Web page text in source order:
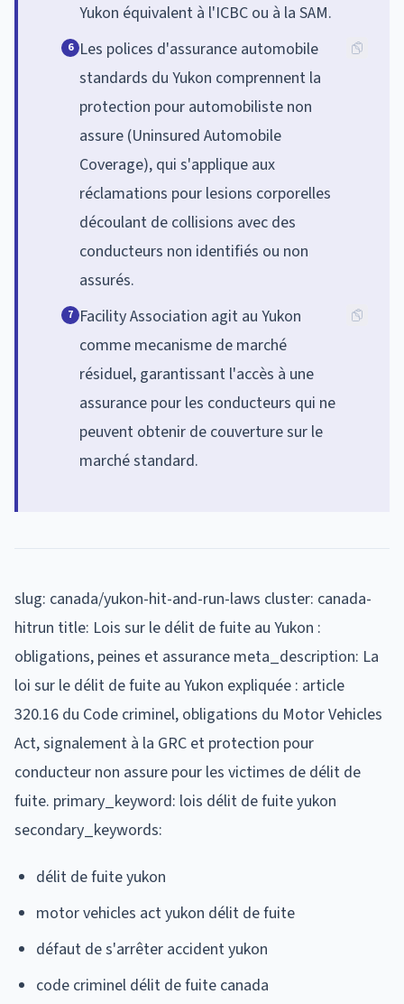
Yukon équivalent à l'ICBC ou à la SAM.
6 Les polices d'assurance automobile
standards du Yukon comprennent la
protection pour automobiliste non
assure (Uninsured Automobile
Coverage), qui s'applique aux
réclamations pour lesions corporelles
découlant de collisions avec des
conducteurs non identifiés ou non
assurés.
7 Facility Association agit au Yukon
comme mecanisme de marché
résiduel, garantissant l'accès à une
assurance pour les conducteurs qui ne
peuvent obtenir de couverture sur le
marché standard.
slug: canada/yukon-hit-and-run-laws cluster: canada-
hitrun title: Lois sur le délit de fuite au Yukon :
obligations, peines et assurance meta_description: La
loi sur le délit de fuite au Yukon expliquée : article
320.16 du Code criminel, obligations du Motor Vehicles
Act, signalement à la GRC et protection pour
conducteur non assure pour les victimes de délit de
fuite. primary_keyword: lois délit de fuite yukon
secondary_keywords:
délit de fuite yukon
motor vehicles act yukon délit de fuite
défaut de s'arrêter accident yukon
code criminel délit de fuite canada